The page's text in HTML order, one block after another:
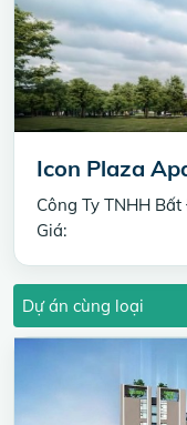
Icon Plaza
Công Ty TNHH
Giá:
Dự án cùng loại